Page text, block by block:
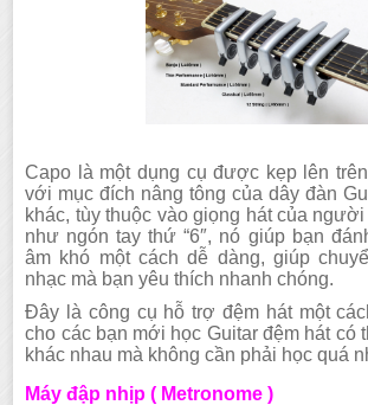
Capo là một dụng cụ được kẹp lên
với mục đích nâng tông của dây đàn
khác, tùy thuộc vào giọng hát của
như ngón tay thứ “6″, nó giúp bạn
âm khó một cách dễ dàng, giúp
nhạc mà bạn yêu thích nhanh chóng.
Đây là công cụ hỗ trợ đệm hát một
cho các bạn mới học Guitar đệm hát có
khác nhau mà không cần phải học quá
Máy đập nhịp ( Metronome )